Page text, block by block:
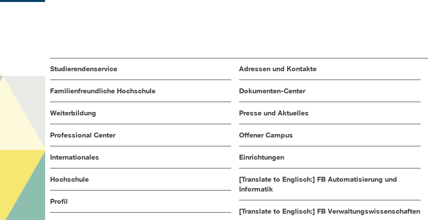
Studierendenservice
Familienfreundliche Hochschule
Weiterbildung
Professional Center
Internationales
Hochschule
Profil
Adressen und Kontakte
Dokumenten-Center
Presse und Aktuelles
Offener Campus
Einrichtungen
[Translate to Englisch:] FB Automatisierung und
Informatik
[Translate to Englisch:] FB Verwaltungswissenschaften